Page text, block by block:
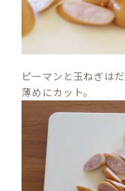
ピーマンと玉ねぎは
薄めにカット。